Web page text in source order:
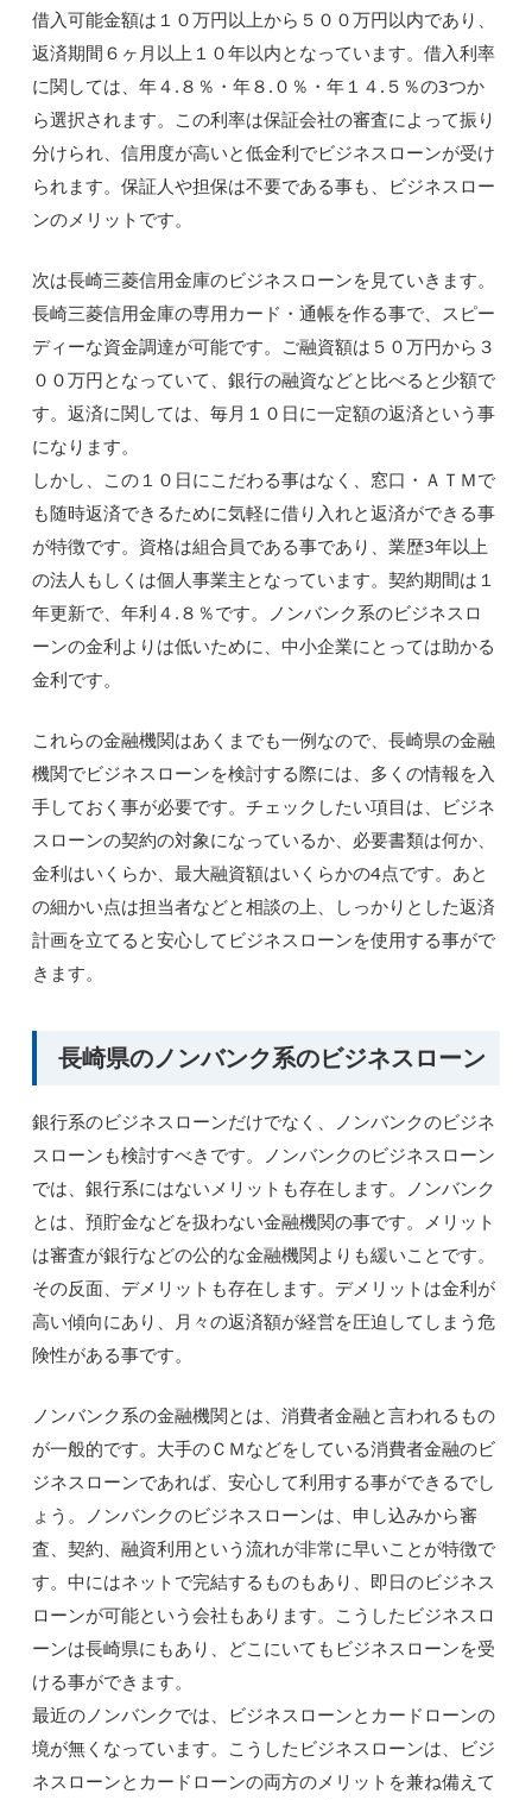
借入可能金額は１０万円以上から５００万円以内であり、
返済期間６ヶ月以上１０年以内となっています。借入利率
に関しては、年４.８％・年８.０％・年１４.５％の3つか
ら選択されます。この利率は保証会社の審査によって振り
分けられ、信用度が高いと低金利でビジネスローンが受け
られます。保証人や担保は不要である事も、ビジネスロー
ンのメリットです。
次は長崎三菱信用金庫のビジネスローンを見ていきます。
長崎三菱信用金庫の専用カード・通帳を作る事で、スピー
ディーな資金調達が可能です。ご融資額は５０万円から３
００万円となっていて、銀行の融資などと比べると少額で
す。返済に関しては、毎月１０日に一定額の返済という事
になります。
しかし、この１０日にこだわる事はなく、窓口・ＡＴＭで
も随時返済できるために気軽に借り入れと返済ができる事
が特徴です。資格は組合員である事であり、業歴3年以上
の法人もしくは個人事業主となっています。契約期間は１
年更新で、年利４.８％です。ノンバンク系のビジネスロ
ーンの金利よりは低いために、中小企業にとっては助かる
金利です。
これらの金融機関はあくまでも一例なので、長崎県の金融
機関でビジネスローンを検討する際には、多くの情報を入
手しておく事が必要です。チェックしたい項目は、ビジネ
スローンの契約の対象になっているか、必要書類は何か、
金利はいくらか、最大融資額はいくらかの4点です。あと
の細かい点は担当者などと相談の上、しっかりとした返済
計画を立てると安心してビジネスローンを使用する事がで
きます。
長崎県のノンバンク系のビジネスローン
銀行系のビジネスローンだけでなく、ノンバンクのビジネ
スローンも検討すべきです。ノンバンクのビジネスローン
では、銀行系にはないメリットも存在します。ノンバンク
とは、預貯金などを扱わない金融機関の事です。メリット
は審査が銀行などの公的な金融機関よりも緩いことです。
その反面、デメリットも存在します。デメリットは金利が
高い傾向にあり、月々の返済額が経営を圧迫してしまう危
険性がある事です。
ノンバンク系の金融機関とは、消費者金融と言われるもの
が一般的です。大手のＣＭなどをしている消費者金融のビ
ジネスローンであれば、安心して利用する事ができるでし
ょう。ノンバンクのビジネスローンは、申し込みから審
査、契約、融資利用という流れが非常に早いことが特徴で
す。中にはネットで完結するものもあり、即日のビジネス
ローンが可能という会社もあります。こうしたビジネスロ
ーンは長崎県にもあり、どこにいてもビジネスローンを受
ける事ができます。
最近のノンバンクでは、ビジネスローンとカードローンの
境が無くなっています。こうしたビジネスローンは、ビジ
ネスローンとカードローンの両方のメリットを兼ね備えて